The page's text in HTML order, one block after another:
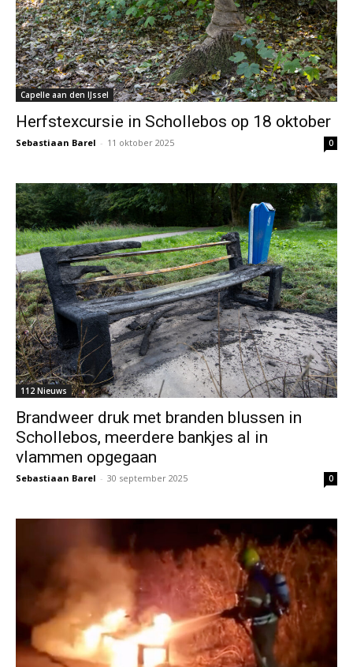
Capelle aan den IJssel
Herfstexcursie in Schollebos op 18 oktober
Sebastiaan Barel - 11 oktober 2025 0
112 Nieuws
Brandweer druk met branden blussen in
Schollebos, meerdere bankjes al in
vlammen opgegaan
Sebastiaan Barel - 30 september 2025 0